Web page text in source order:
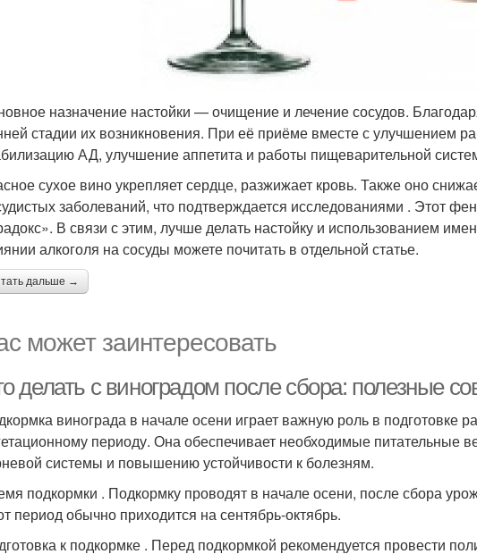
назначение настойки — очищение и лечение сосудов.
стадии их возникновения. При её приёме вместе с улучшением
АД, улучшение аппетита и работы пищеварительной
сухое вино укрепляет сердце, разжижает кровь. Также оно
заболеваний, что подтверждается исследованиями . Этот
В связи с этим, лучше делать настойку и использованием
алкоголя на сосуды можете почитать в отдельной статье.
дальше →
может заинтересовать
делать с виноградом после сбора: полезные
винограда в начале осени играет важную роль в подготовке
периоду. Она обеспечивает необходимые питательные
системы и повышению устойчивости к болезням.
подкормки . Подкормку проводят в начале осени, после сбора
период обычно приходится на сентябрь-октябрь.
к подкормке . Перед подкормкой рекомендуется провести